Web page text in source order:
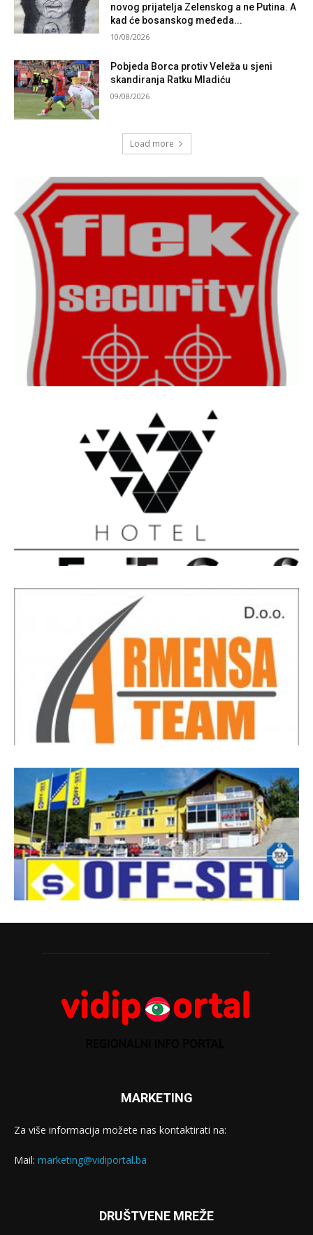
novog prijatelja Zelenskog a ne Putina. A
kad će bosanskog međeda...
10/08/2026
Pobjeda Borca protiv Veleža u sjeni
skandiranja Ratku Mladiću
09/08/2026
Load more
MARKETING
Za više informacija možete nas kontaktirati na:
Mail: marketing@vidiportal.ba
DRUŠTVENE MREŽE